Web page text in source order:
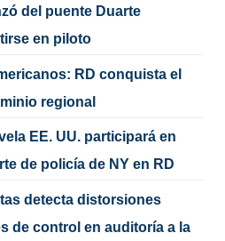
del puente Duarte
en piloto
RD conquista el
regional
EE. UU. participará en
de policía de NY en RD
detecta distorsiones
de control en auditoría a la